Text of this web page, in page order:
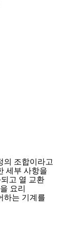
의 조합이라고
세부 사항을
고 열 교환
요리
하는 기계를